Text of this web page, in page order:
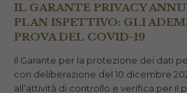
IL GARANTE PRIVACY
PLAN ISPETTIVO: GLI
PROVA DEL COVID-19
Il Garante per la protezione dei dati
con deliberazione del 10 dicembre
all’attività di controllo e verifica per il